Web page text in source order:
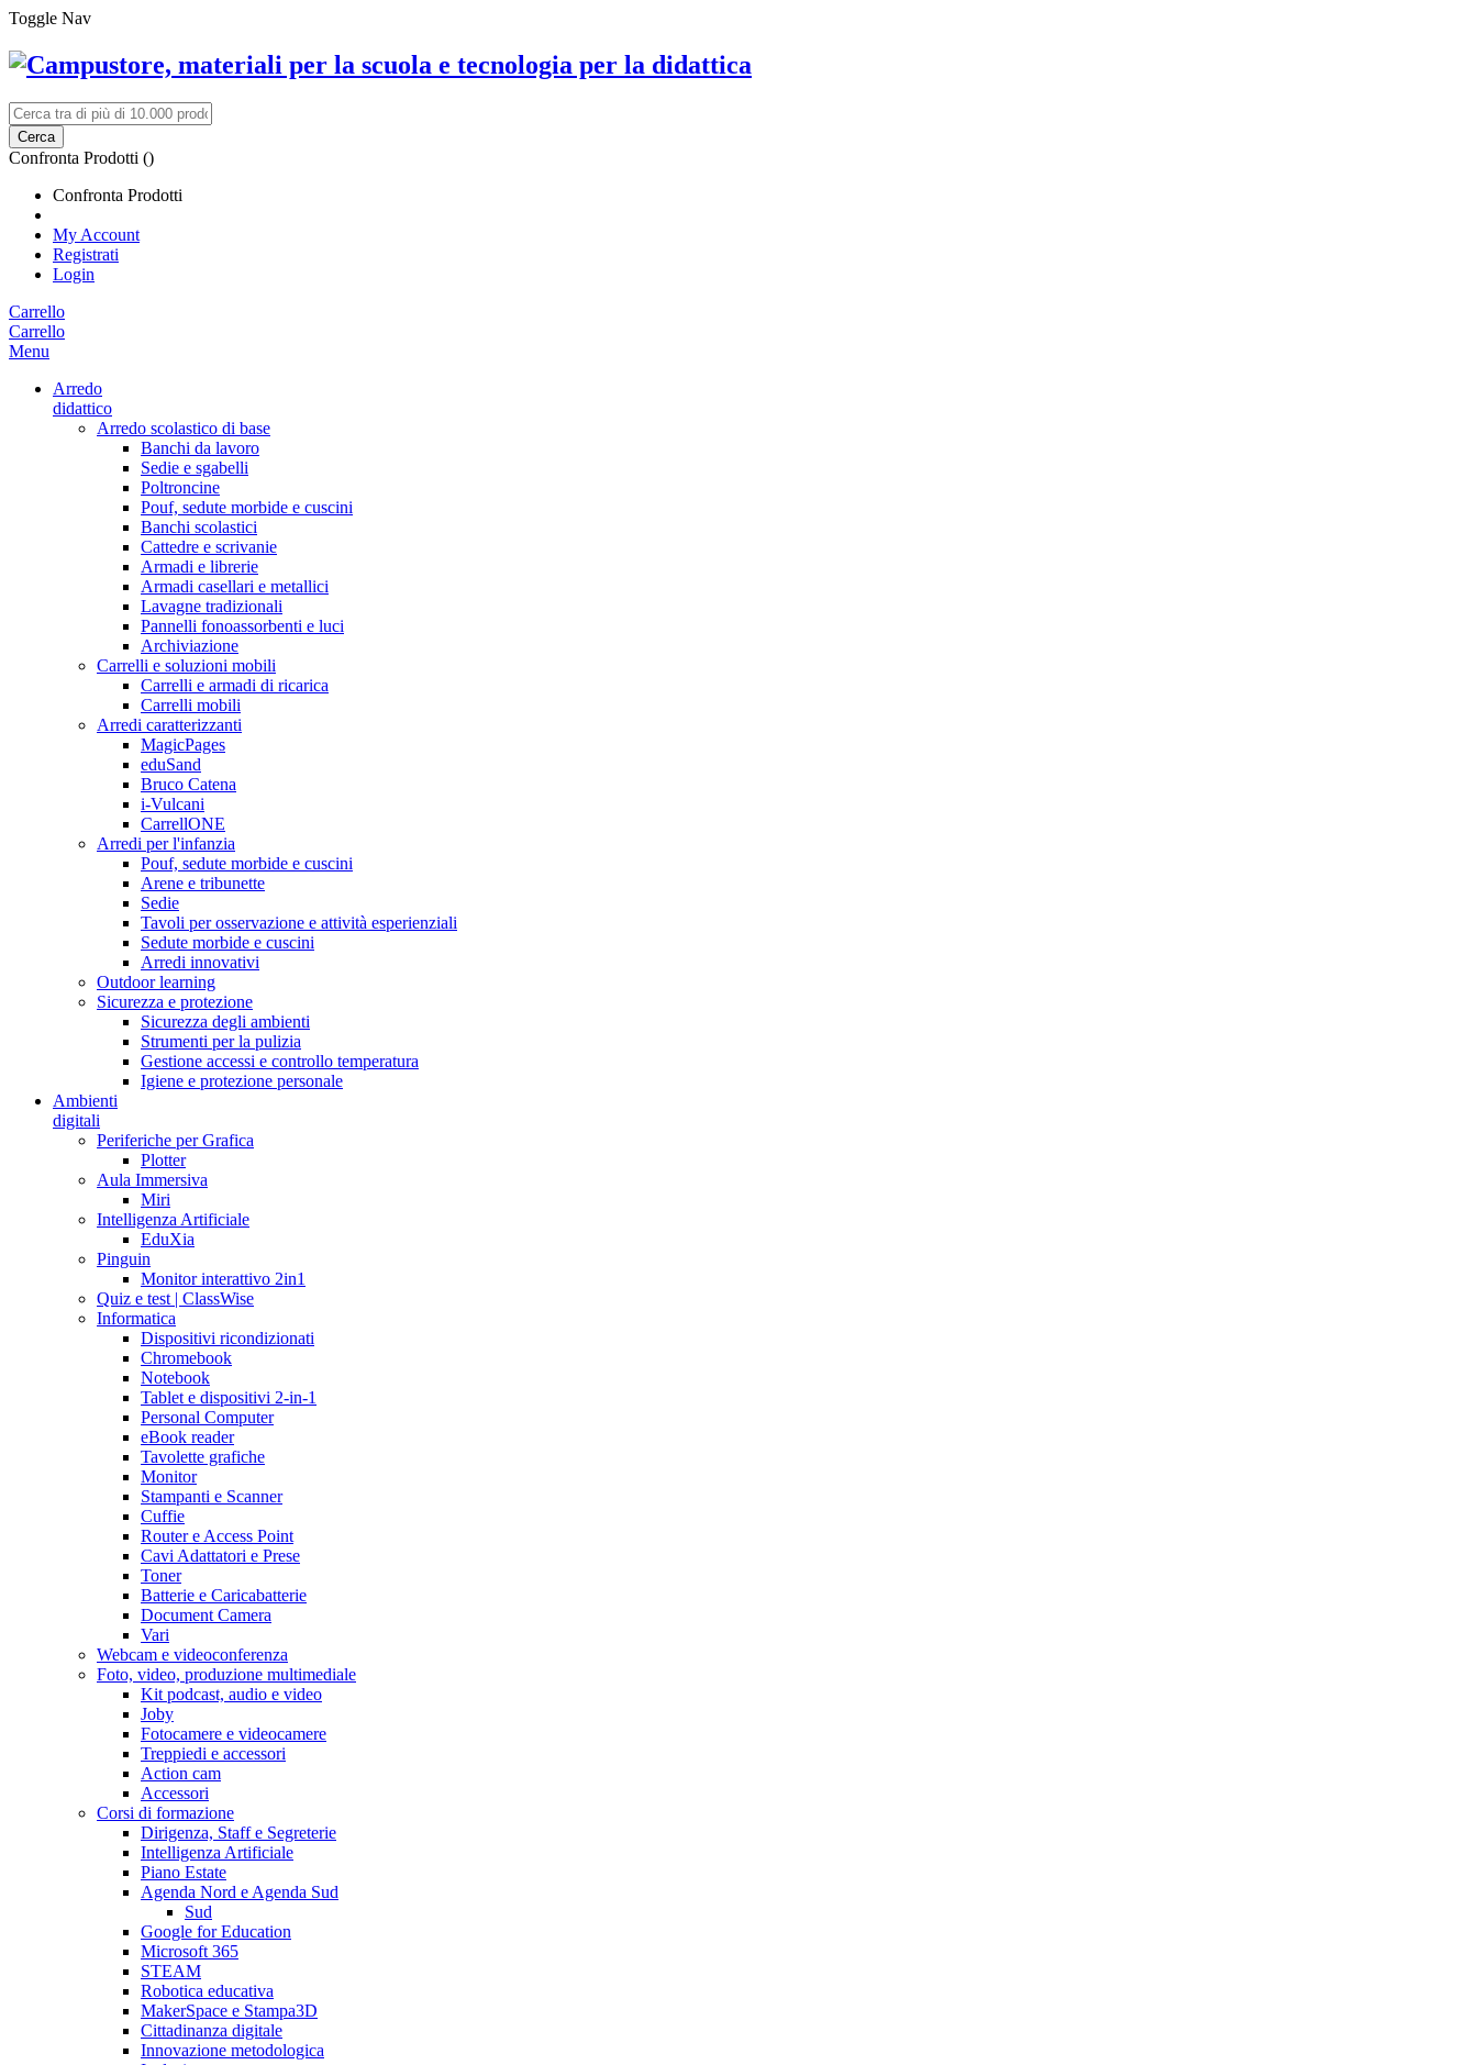
Toggle Nav
Cerca
Confronta Prodotti ()
Confronta Prodotti
My Account
Registrati
Login
Carrello
Carrello
Menu
Arredo
didattico
Arredo scolastico di base
Banchi da lavoro
Sedie e sgabelli
Poltroncine
Pouf, sedute morbide e cuscini
Banchi scolastici
Cattedre e scrivanie
Armadi e librerie
Armadi casellari e metallici
Lavagne tradizionali
Pannelli fonoassorbenti e luci
Archiviazione
Carrelli e soluzioni mobili
Carrelli e armadi di ricarica
Carrelli mobili
Arredi caratterizzanti
MagicPages
eduSand
Bruco Catena
i-Vulcani
CarrellONE
Arredi per l'infanzia
Pouf, sedute morbide e cuscini
Arene e tribunette
Sedie
Tavoli per osservazione e attività esperienziali
Sedute morbide e cuscini
Arredi innovativi
Outdoor learning
Sicurezza e protezione
Sicurezza degli ambienti
Strumenti per la pulizia
Gestione accessi e controllo temperatura
Igiene e protezione personale
Ambienti
digitali
Periferiche per Grafica
Plotter
Aula Immersiva
Miri
Intelligenza Artificiale
EduXia
Pinguin
Monitor interattivo 2in1
Quiz e test | ClassWise
Informatica
Dispositivi ricondizionati
Chromebook
Notebook
Tablet e dispositivi 2-in-1
Personal Computer
eBook reader
Tavolette grafiche
Monitor
Stampanti e Scanner
Cuffie
Router e Access Point
Cavi Adattatori e Prese
Toner
Batterie e Caricabatterie
Document Camera
Vari
Webcam e videoconferenza
Foto, video, produzione multimediale
Kit podcast, audio e video
Joby
Fotocamere e videocamere
Treppiedi e accessori
Action cam
Accessori
Corsi di formazione
Dirigenza, Staff e Segreterie
Intelligenza Artificiale
Piano Estate
Agenda Nord e Agenda Sud
Sud
Google for Education
Microsoft 365
STEAM
Robotica educativa
MakerSpace e Stampa3D
Cittadinanza digitale
Innovazione metodologica